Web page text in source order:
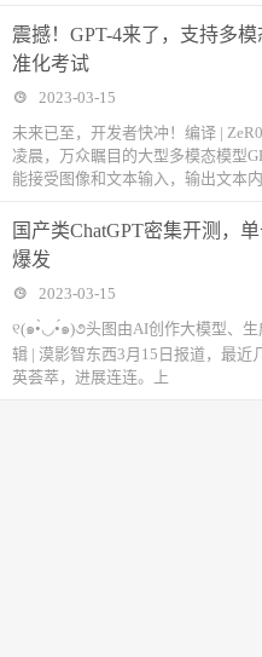
震撼！GPT-4来了，支持多
准化考试
2023-03-15
未来已至，开发者快冲！编译 |
凌晨，万众瞩目的大型多模态模型
能接受图像和文本输入，输出文本
国产类ChatGPT密集开测，
爆发
2023-03-15
୧(๑•̀◡•́๑)૭头图由AI创作大模型、
辑 | 漠影智东西3月15日报道，最
英荟萃，进展连连。上